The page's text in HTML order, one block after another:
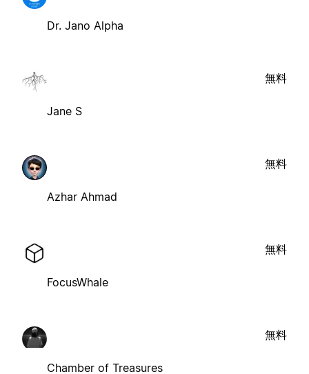
Dr. Jano Alpha
Jane S
無料
Azhar Ahmad
無料
FocusWhale
無料
Chamber of Treasures
無料